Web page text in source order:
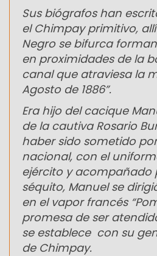
Sus biógrafos han
el Chimpay primitivo,
Negro se bifurca
en proximidades de la
canal que atraviesa la
Agosto de 1886”.
Era hijo del cacique
de la cautiva Rosario
haber sido sometido
nacional, con el
ejército y
séquito, Manuel se
en el vapor francés
promesa de ser
se establece con su
de Chimpay.